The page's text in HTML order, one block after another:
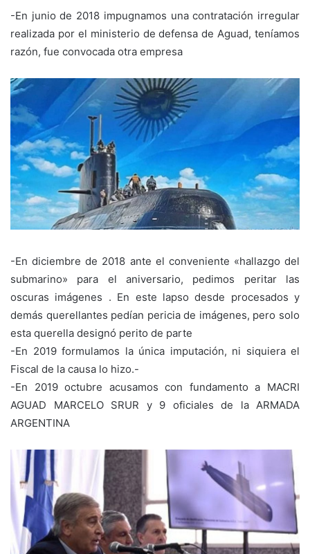
-En junio de 2018 impugnamos una contratación irregular
realizada por el ministerio de defensa de Aguad, teníamos
razón, fue convocada otra empresa
-En diciembre de 2018 ante el conveniente «hallazgo del
submarino» para el aniversario, pedimos peritar las
oscuras imágenes . En este lapso desde procesados y
demás querellantes pedían pericia de imágenes, pero solo
esta querella designó perito de parte
-En 2019 formulamos la única imputación, ni siquiera el
Fiscal de la causa lo hizo.-
-En 2019 octubre acusamos con fundamento a MACRI
AGUAD MARCELO SRUR y 9 oficiales de la ARMADA
ARGENTINA